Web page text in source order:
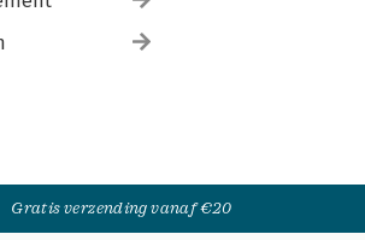
Gratis verzending vanaf €20